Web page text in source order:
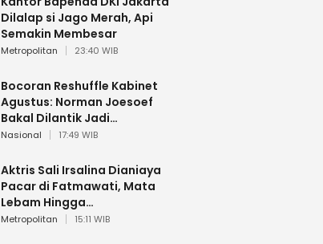
Dilalap si Jago Merah, Api
Semakin Membesar
Metropolitan 23:40 WIB
Bocoran Reshuffle Kabinet
Agustus: Norman Joesoef
Bakal Dilantik Jadi
Wamenhan RI
Nasional 17:49 WIB
Aktris Sali Irsalina Dianiaya
Pacar di Fatmawati, Mata
Lebam Hingga
Diselamatkan Polantas
Metropolitan 15:11 WIB